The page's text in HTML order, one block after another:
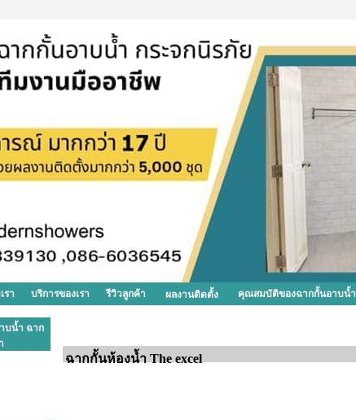
รา บริการของเรา รีวิวลูกค้า ผลงานติดตั้ง คุณสมบัติของฉากกั้นอาบน้ำ
บน้ำ ฉาก
ฉากกั้นห้องน้ำ The excel